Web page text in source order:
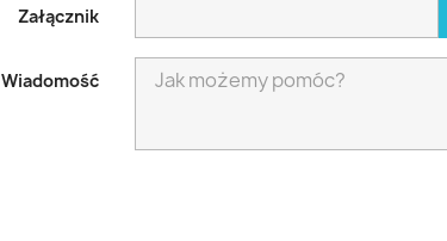
Załącznik
Wiadomość